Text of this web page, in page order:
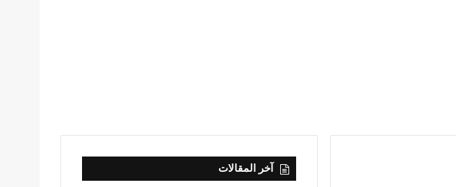
آخر المقالات